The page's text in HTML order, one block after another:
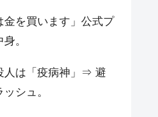
金を買います」公式プ
。
人は「疫病神」⇒ 避
シュ。